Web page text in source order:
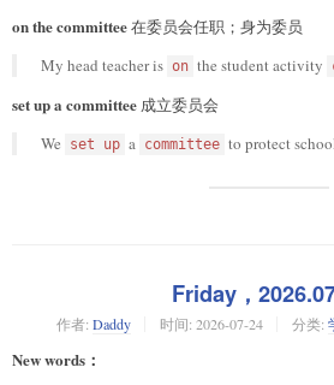
on the committee在委员会任职；身为委员
My head teacher is on the student activity
set up a committee 成立委员会
We
set up a committee to protect
Friday，
作者: Daddy 时间: 2026-07-24 分类:
New words：